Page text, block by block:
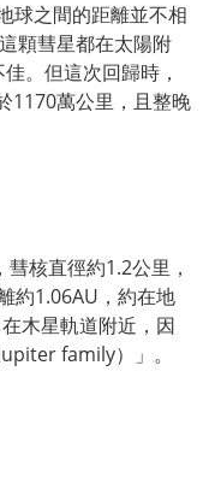
球之間的距離並不相
顆彗星都在太陽附
。但這次回歸時，
1170萬公里，且整晚
核直徑約1.2公里，
約1.06AU，約在地
木星軌道附近，因
family）」。